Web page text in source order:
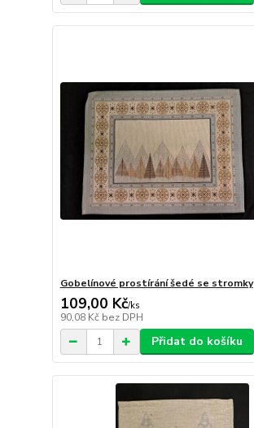
Gobelínové prostírání šedé se stromky
109,00 Kč/ks
90,08 Kč bez DPH
Přidat do košíku